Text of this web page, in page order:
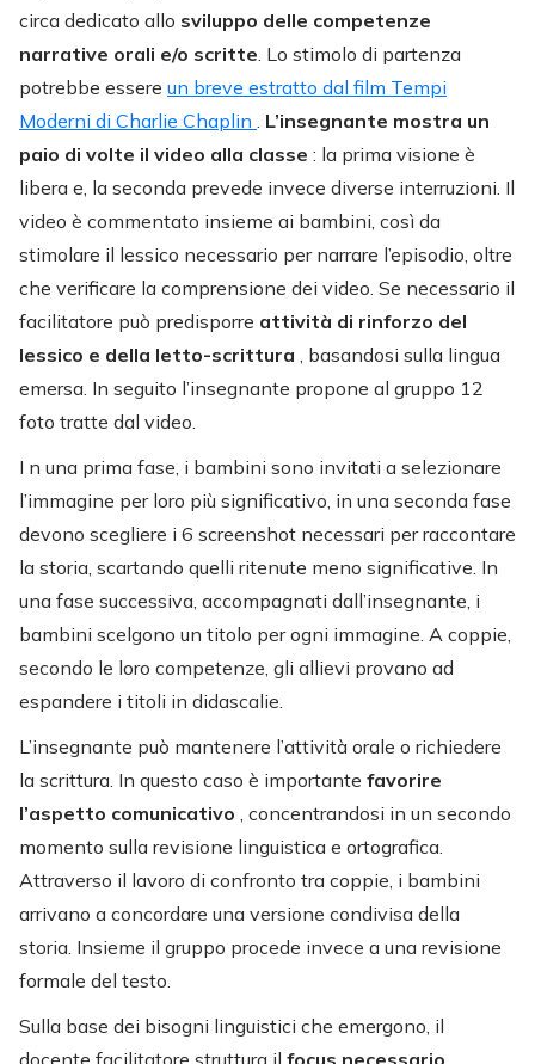
circa dedicato allo sviluppo delle competenze
narrative orali e/o scritte . Lo stimolo di partenza
potrebbe essere un breve estratto dal film Tempi
Moderni di Charlie Chaplin
L’insegnante mostra un
paio di volte il video alla classe : la prima visione è
libera e, la seconda prevede invece diverse interruzioni. Il
video è commentato insieme ai bambini, così da
stimolare il lessico necessario per narrare l’episodio, oltre
che verificare la comprensione dei video. Se necessario il
facilitatore può predisporre attività di rinforzo del
lessico e della letto-scrittura
, basandosi sulla lingua
emersa. In seguito l’insegnante propone al gruppo 12
foto tratte dal video.
I n una prima fase, i bambini sono invitati a selezionare
l’immagine per loro più significativo, in una seconda fase
devono scegliere i 6 screenshot necessari per raccontare
la storia, scartando quelli ritenute meno significative. In
una fase successiva, accompagnati dall’insegnante, i
bambini scelgono un titolo per ogni immagine. A coppie,
secondo le loro competenze, gli allievi provano ad
espandere i titoli in didascalie.
L’insegnante può mantenere l’attività orale o richiedere
la scrittura. In questo caso è importante favorire
l’aspetto comunicativo , concentrandosi in un secondo
momento sulla revisione linguistica e ortografica.
Attraverso il lavoro di confronto tra coppie, i bambini
arrivano a concordare una versione condivisa della
storia. Insieme il gruppo procede invece a una revisione
formale del testo.
Sulla base dei bisogni linguistici che emergono, il
docente facilitatore struttura il focus necessario